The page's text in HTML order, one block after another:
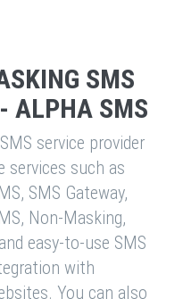
SMS
ALPHA SMS
service provider
services such as
SMS Gateway,
Non-Masking,
easy-to-use SMS
with
You can also